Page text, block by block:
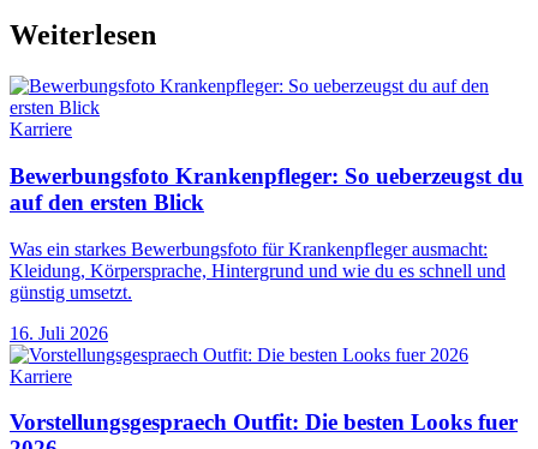
Weiterlesen
Karriere
Bewerbungsfoto Krankenpfleger: So ueberzeugst du
auf den ersten Blick
Was ein starkes Bewerbungsfoto für Krankenpfleger ausmacht:
Kleidung, Körpersprache, Hintergrund und wie du es schnell und
günstig umsetzt.
16. Juli 2026
Karriere
Vorstellungsgespraech Outfit: Die besten Looks fuer